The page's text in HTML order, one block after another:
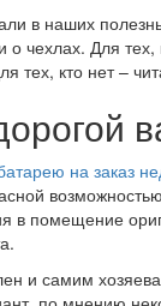
в наших
о чехлах. Для тех,
тех, кто нет –
на заказ
в помещение
и самим